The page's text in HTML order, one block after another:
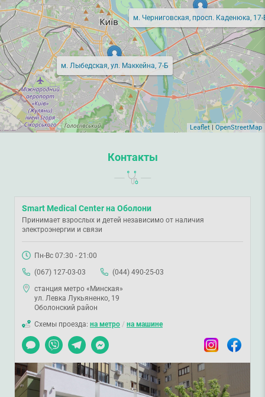
м. Лыбедская, ул. Маккейна, 7-Б
м. Черниговская, просп. Каденюка, 17-
Leaflet OpenStreetMap
Контакты
Smart Medical Center на Оболони
Принимает взрослых и детей независимо от наличия
электроэнергии и связи
Пн-Вс 07:30 - 21:00
(067) 127-03-03
(044) 490-25-03
станция метро «Минская»
ул. Левка Лукьяненко, 19
Оболонский район
Схемы проезда: на метро / на машине
Чат
Viber TelegramMessenger InstagramFacebook